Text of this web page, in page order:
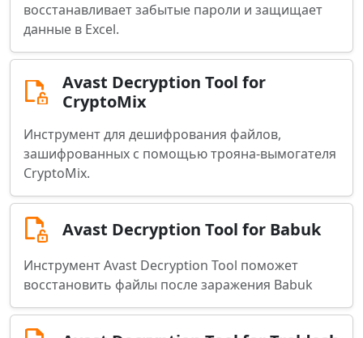
восстанавливает забытые пароли и защищает
данные в Excel.
Avast Decryption Tool for
CryptoMix
Инструмент для дешифрования файлов,
зашифрованных с помощью трояна-вымогателя
CryptoMix.
Avast Decryption Tool for Babuk
Инструмент Avast Decryption Tool поможет
восстановить файлы после заражения Babuk